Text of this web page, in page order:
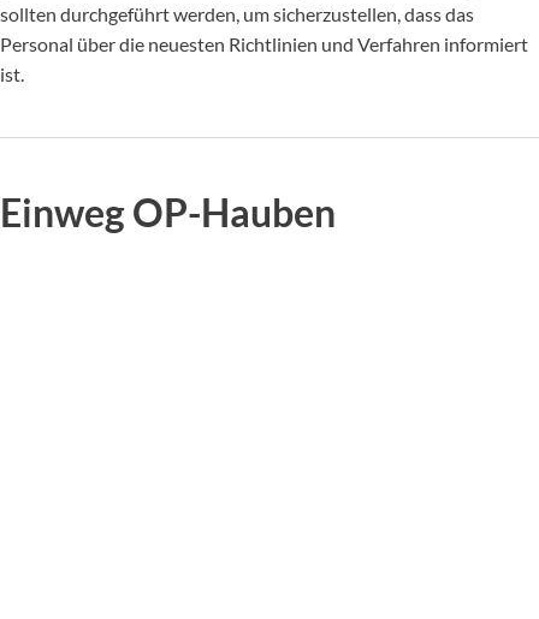
sollten durchgeführt werden, um sicherzustellen, dass das
Personal über die neuesten Richtlinien und Verfahren informiert
ist.
Einweg OP-Hauben